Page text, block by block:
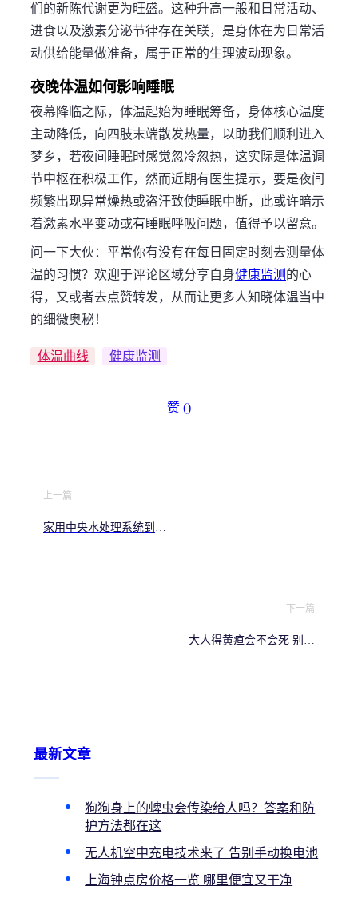
们的新陈代谢更为旺盛。这种升高一般和日常活动、
进食以及激素分泌节律存在关联，是身体在为日常活
动供给能量做准备，属于正常的生理波动现象。
夜晚体温如何影响睡眠
夜幕降临之际，体温起始为睡眠筹备，身体核心温度
主动降低，向四肢末端散发热量，以助我们顺利进入
梦乡，若夜间睡眠时感觉忽冷忽热，这实际是体温调
节中枢在积极工作，然而近期有医生提示，要是夜间
频繁出现异常燥热或盗汗致使睡眠中断，此或许暗示
着激素水平变动或有睡眠呼吸问题，值得予以留意。
问一下大伙：平常你有没有在每日固定时刻去测量体
温的习惯？欢迎于评论区域分享自身健康监测 的心
得，又或者去点赞转发，从而让更多人知晓体温当中
的细微奥秘！
体温曲线 健康监测
赞 ()
上一篇
家用中央水处理系统到底
下一篇
大人得黄疸会不会死 别慌
最新文章
狗狗身上的蜱虫会传染给人吗？答案和防
护方法都在这
无人机空中充电技术来了 告别手动换电池
上海钟点房价格一览 哪里便宜又干净